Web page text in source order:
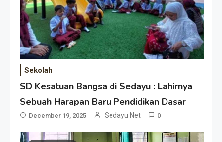
Sekolah
SD Kesatuan Bangsa di Sedayu : Lahirnya
Sebuah Harapan Baru Pendidikan Dasar
December 19, 2025 Sedayu Net 0